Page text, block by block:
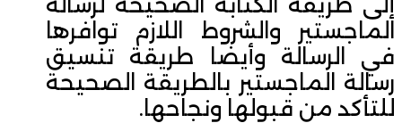
الماجستير والشروط اللازم توافرها
في الرسالة وأيضا طريقة تنسيق
رسالة الماجستير بالطريقة الصحيحة
للتأكد من قبولها ونجاحها.